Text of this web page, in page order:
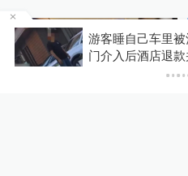
游客睡自己车里被
门介入后酒店退